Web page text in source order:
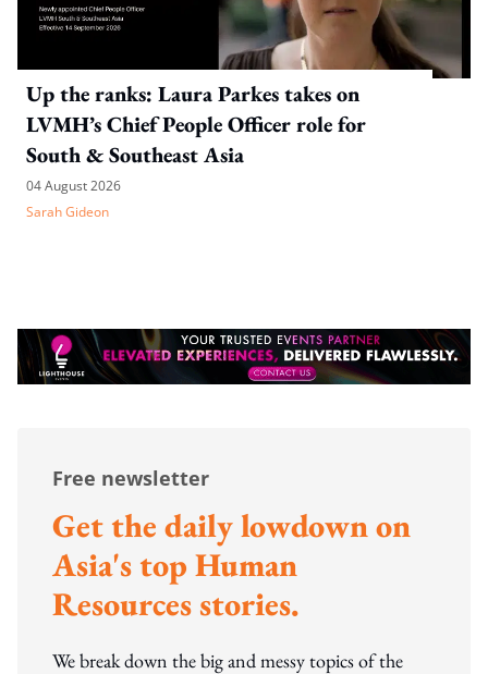
Up the ranks: Laura Parkes takes on
LVMH’s Chief People Officer role for
South & Southeast Asia
04 August 2026
Sarah Gideon
Free newsletter
Get the daily lowdown on
Asia's top Human
Resources stories.
We break down the big and messy topics of the